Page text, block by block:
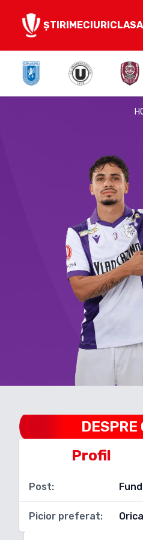
ȘTIRIMECIURI
DESPRE
Profil
Post:
Picior preferat: